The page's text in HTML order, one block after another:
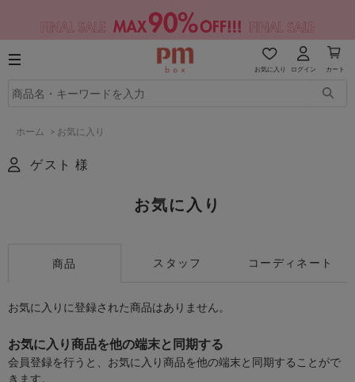
お気に入り ログイン カート
ホーム > お気に入り
ゲスト 様
お気に入り
商品 スタッフ コーディネート
お気に入りに登録された商品はありません。
お気に入り商品を他の端末と同期する
会員登録を行うと、お気に入り商品を他の端末と同期することがで
きます。